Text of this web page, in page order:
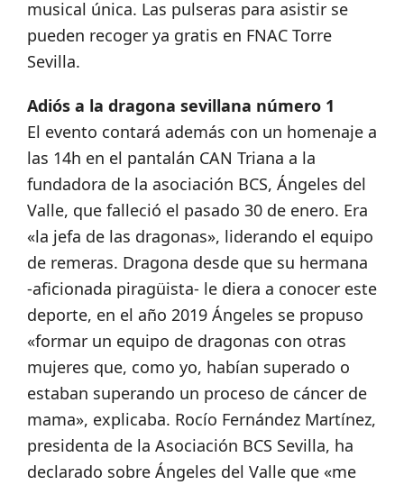
musical única. Las pulseras para asistir se
pueden recoger ya gratis en FNAC Torre
Sevilla.
Adiós a la dragona sevillana número 1
El evento contará además con un homenaje a
las 14h en el pantalán CAN Triana a la
fundadora de la asociación BCS, Ángeles del
Valle, que falleció el pasado 30 de enero. Era
«la jefa de las dragonas», liderando el equipo
de remeras. Dragona desde que su hermana
-aficionada piragüista- le diera a conocer este
deporte, en el año 2019 Ángeles se propuso
«formar un equipo de dragonas con otras
mujeres que, como yo, habían superado o
estaban superando un proceso de cáncer de
mama», explicaba. Rocío Fernández Martínez,
presidenta de la Asociación BCS Sevilla, ha
declarado sobre Ángeles del Valle que «me